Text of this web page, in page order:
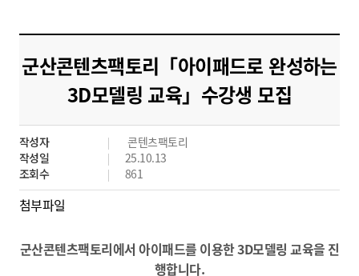
군산콘텐츠팩토리「아이패드로 완성하는
3D모델링 교육」수강생 모집
작성자
콘텐츠팩토리
작성일
25.10.13
조회수
861
첨부파일
군산콘텐츠팩토리에서 아이패드를 이용한 3D모델링 교육을 진
행합니다.